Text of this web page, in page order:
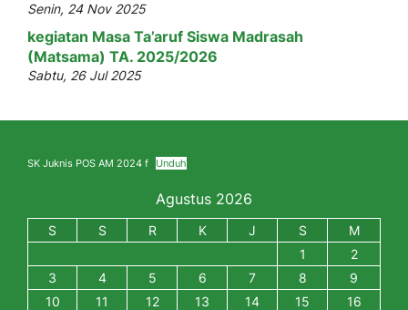
Senin, 24 Nov 2025
kegiatan Masa Ta’aruf Siswa Madrasah
(Matsama) TA. 2025/2026
Sabtu, 26 Jul 2025
SK Juknis POS AM 2024 f Unduh
Agustus 2026
S S R K J S
M
1
2
3
4 5 6 7 8
9
10
11 12 13 14 15
16